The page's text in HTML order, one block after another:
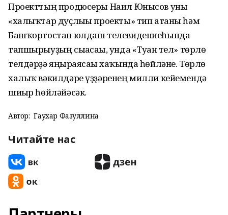
Проекттың продюсеры Наил Юнысов уны
«халыҡтар дуҫлығы проекты» тип атаны һәм
Башҡортостан юлдаш телевидениеһында
тапшырыуҙың сығасағы, унда «Туған тел» төрлө
телдәрҙә яңғыраясағы хаҡында һөйләне. Төрлө
халыҡ вәкилдәре үҙҙәренең милли кейемендә
шиғыр һөйләйәсәк.
Автор: Гаухар Фазуллина
Читайте нас